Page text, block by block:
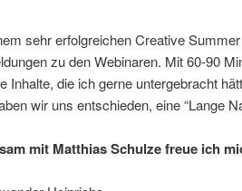
sehr erfolgreichen Creative
zu den Webinaren. Mit 60-90
Inhalte, die ich gerne untergebracht
wir uns entschieden, eine “Lange
mit Matthias Schulze freue ich